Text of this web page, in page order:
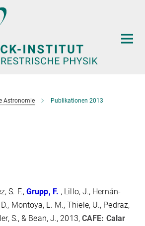
Astronomie Publikationen 2013
S. F., Grupp, F. , Lillo, J., Hernán-
Montoya, L. M., Thiele, U., Pedraz,
S., & Bean, J., 2013, CAFE: Calar